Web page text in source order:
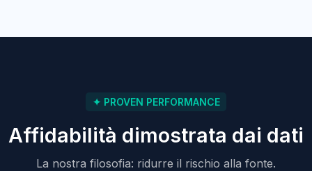
✦ PROVEN PERFORMANCE
Affidabilità dimostrata dai dati
La nostra filosofia: ridurre il rischio alla fonte.